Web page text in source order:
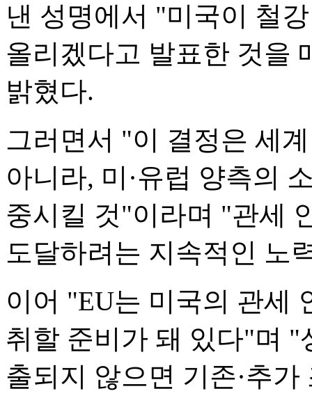
낸 성명에서 "미국이 철
올리겠다고 발표한 것을
밝혔다.
그러면서 "이 결정은 세
아니라, 미·유럽 양측의
중시킬 것"이라며 "관세
도달하려는 지속적인 노
이어 "EU는 미국의 관세
취할 준비가 돼 있다"며
출되지 않으면 기존·추